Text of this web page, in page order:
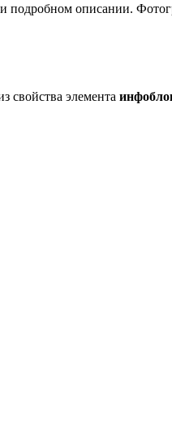
подробном описании.
свойства элемента